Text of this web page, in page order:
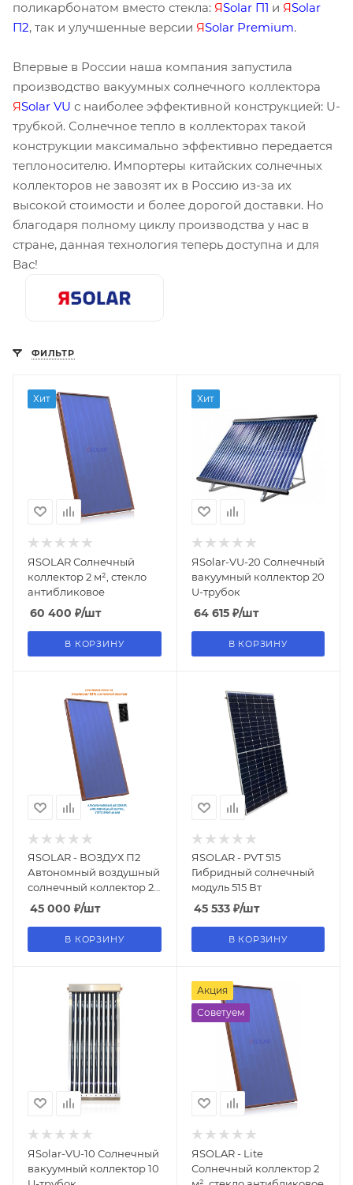
поликарбонатом вместо стекла: ЯSolar П1 и ЯSolar
П2, так и улучшенные версии ЯSolar Premium.
Впервые в России наша компания запустила
производство вакуумных солнечного коллектора
ЯSolar VU с наиболее эффективной конструкцией: U-
трубкой. Солнечное тепло в коллекторах такой
конструкции максимально эффективно передается
теплоносителю. Импортеры китайских солнечных
коллекторов не завозят их в Россию из-за их
высокой стоимости и более дорогой доставки. Но
благодаря полному циклу производства у нас в
стране, данная технология теперь доступна и для
Вас!
ФИЛЬТР
Хит
ЯSOLAR Солнечный
коллектор 2 м², стекло
антибликовое
60 400 ₽/шт
В КОРЗИНУ
Хит
ЯSolar-VU-20 Солнечный
вакуумный коллектор 20
U-трубок
64 615₽/шт
В КОРЗИНУ
ЯSOLAR - ВОЗДУХ П2
Автономный воздушный
солнечный коллектор 2
м² , поликарбонат
45 000 ₽/шт
В КОРЗИНУ
ЯSOLAR - PVT 515
Гибридный солнечный
модуль 515 Вт
45 533₽/шт
В КОРЗИНУ
ЯSolar-VU-10 Солнечный
вакуумный коллектор 10
Акция
Советуем
ЯSOLAR - Lite
Солнечный коллектор 2